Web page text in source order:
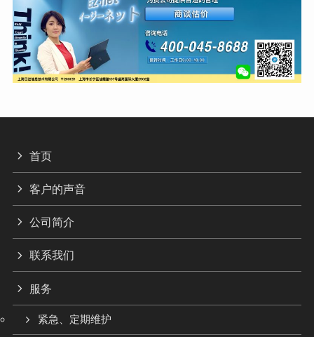
首页
客户的声音
公司简介
联系我们
服务
紧急、定期维护